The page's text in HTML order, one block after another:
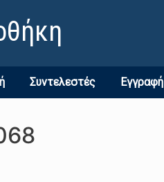
Συντελεστές Εγγραφή